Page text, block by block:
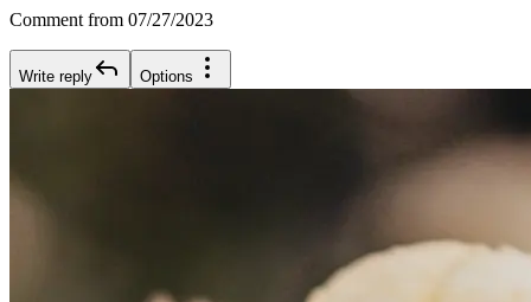
Comment from 07/27/2023
Write reply Options